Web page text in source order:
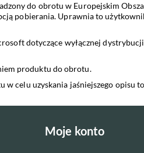
do obrotu w Europejskim
pobierania. Uprawnia to
dotyczące wyłącznej
produktu do obrotu.
celu uzyskania jaśniejszego
Moje konto